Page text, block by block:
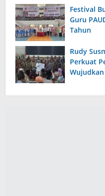
Festival
Guru
Tahun
Rudy
Perkuat